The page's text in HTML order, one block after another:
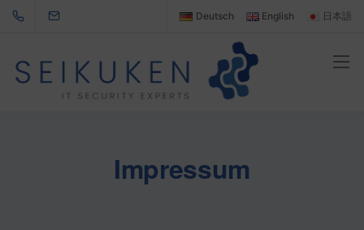
Deutsch English 日本語
Impressum